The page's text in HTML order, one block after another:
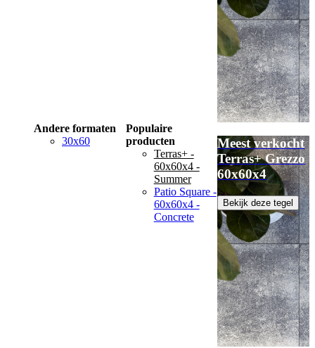
Andere formaten
30x60
Populaire
producten
Terras+ -
60x60x4 -
Summer
Patio Square -
60x60x4 -
Concrete
Meest verkocht
Terras+ Grezzo
60x60x4
Bekijk deze tegel